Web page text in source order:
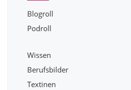
Blogroll
Podroll
Wissen
Berufsbilder
Textinen